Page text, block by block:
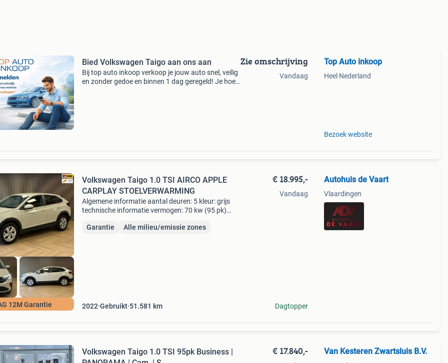
Bied Volkswagen Taigo aan ons aan
Bij top auto inkoop verkoop je jouw auto snel, veilig
en zonder gedoe en binnen 1 dag geregeld! Je hoeft
Zie omschrijving
Vandaag
Top Auto inkoop
Heel Nederland
Bezoek website
12M Garantie
Volkswagen Taigo 1.0 TSI AIRCO APPLE
CARPLAY STOELVERWARMING
Algemene informatie aantal deuren: 5 kleur: grijs
technische informatie vermogen: 70 kw (95 pk)
1.220 Kg interieur aantal zitplaatsen: 5 staat
Garantie Alle milieu/emissie zones
2022 Gebruikt 51.581 km
€ 18.995,-
Vandaag
Dagtopper
Autohuis de Vaart
Vlaardingen
Volkswagen Taigo 1.0 TSI 95pk Business |
€ 17.840,- Van Kesteren Zwartsluis B.V.